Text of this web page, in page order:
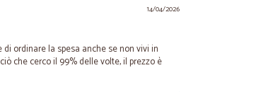
14/04/2026
ordinare la spesa anche se non vivi in
che cerco il 99% delle volte, il prezzo è